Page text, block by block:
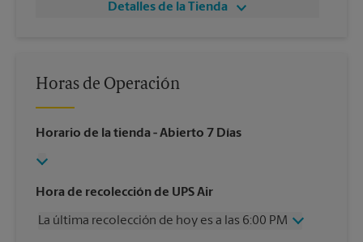
Detalles de la Tienda
Horas de Operación
Horario de la tienda - Abierto 7 Días
Hora de recolección de UPS Air
La última recolección de hoy es a las 6:00 PM